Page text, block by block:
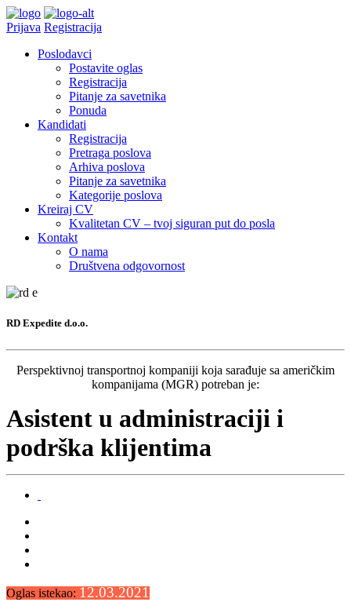
Prijava Registracija
Poslodavci
Postavite oglas
Registracija
Pitanje za savetnika
Ponuda
Kandidati
Registracija
Pretraga poslova
Arhiva poslova
Pitanje za savetnika
Kategorije poslova
Kreiraj CV
Kvalitetan CV – tvoj siguran put do posla
Kontakt
O nama
Društvena odgovornost
RD Expedite d.o.o.
Perspektivnoj transportnoj kompaniji koja sarađuje sa američkim
kompanijama (MGR) potreban je:
Asistent u administraciji i
podrška klijentima
Oglas istekao: 12.03.2021